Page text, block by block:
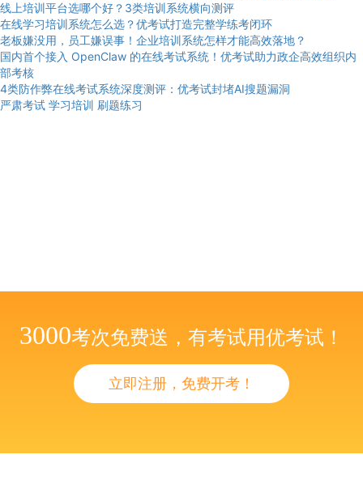
线上培训平台选哪个好？3类培训系统横向测评
在线学习培训系统怎么选？优考试打造完整学练考闭环
老板嫌没用，员工嫌误事！企业培训系统怎样才能高效落地？
国内首个接入 OpenClaw 的在线考试系统！优考试助力政企高效组织内
部考核
4类防作弊在线考试系统深度测评：优考试封堵AI搜题漏洞
严肃考试 学习培训 刷题练习
3000考次免费送，有考试用优考试！
立即注册，免费开考！